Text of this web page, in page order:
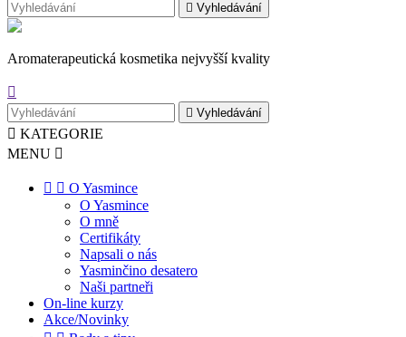
 Vyhledávání
Aromaterapeutická kosmetika nejvyšší kvality

 Vyhledávání
 KATEGORIE
MENU 
  O Yasmince
O Yasmince
O mně
Certifikáty
Napsali o nás
Yasminčino desatero
Naši partneři
On-line kurzy
Akce/Novinky